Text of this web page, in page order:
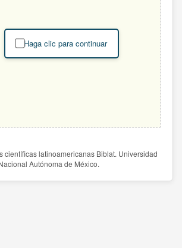
Haga clic para continuar
científicas latinoamericanas Biblat. Universidad
Autónoma de México.